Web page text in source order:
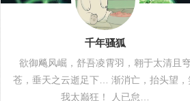
千年骚狐
欲御飚风崛，舒吾凌霄羽，翱于太清且穹
苍，垂天之云逝足下… 渐消亡，抬头望，
我太巅狂！ 人已怠…